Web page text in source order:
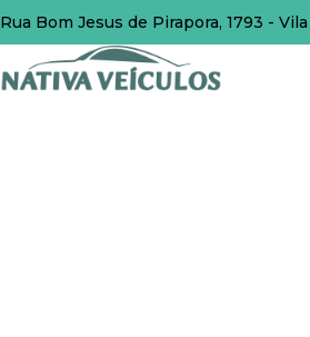
Rua Bom Jesus de Pirapora, 1793 -